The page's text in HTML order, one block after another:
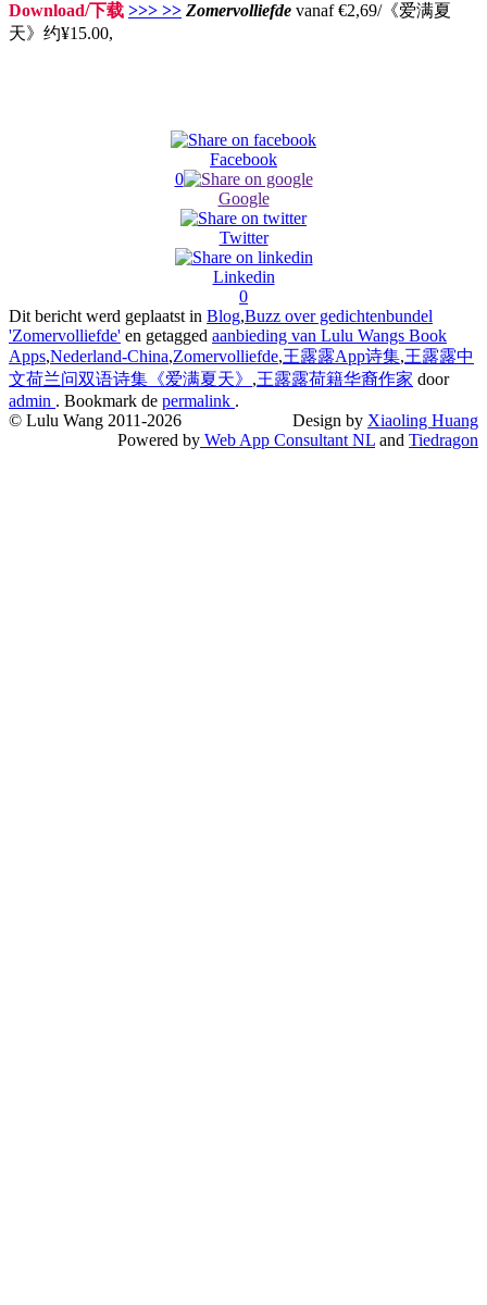
Download/下载 >>> >> Zomervolliefde vanaf €2,69/《爱满夏
天》约¥15.00,
Facebook
0
Google
Twitter
Linkedin
0
Dit bericht werd geplaatst in Blog,Buzz over gedichtenbundel
'Zomervolliefde' en getagged aanbieding van Lulu Wangs Book
Apps,Nederland-China,Zomervolliefde,王露露App诗集,王露露中
文荷兰问双语诗集《爱满夏天》 ,王露露荷籍华裔作家 door
admin . Bookmark de permalink .
© Lulu Wang 2011-2026
Design by Xiaoling Huang
Powered by Web App Consultant NL and Tiedragon